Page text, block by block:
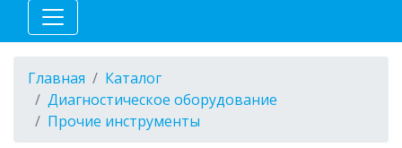
Главная
Каталог
Диагностическое оборудование
Прочие инструменты